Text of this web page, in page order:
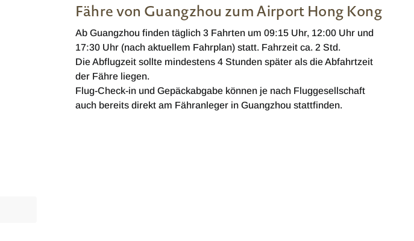
Fähre von Guangzhou zum Airport Hong Kong
Ab Guangzhou finden täglich 3 Fahrten um 09:15 Uhr, 12:00 Uhr und
17:30 Uhr (nach aktuellem Fahrplan) statt. Fahrzeit ca. 2 Std.
Die Abflugzeit sollte mindestens 4 Stunden später als die Abfahrtzeit
der Fähre liegen.
Flug-Check-in und Gepäckabgabe können je nach Fluggesellschaft
auch bereits direkt am Fähranleger in Guangzhou stattfinden.